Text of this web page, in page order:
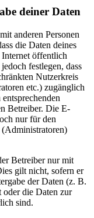
deiner Daten
anderen Personen
die Daten deines
öffentlich
festlegen, dass
Nutzerkreis
etc.) zugänglich
Betreiber. Die E-
nur für den
(Administratoren)
Betreiber nur mit
gilt nicht, sofern er
der Daten (z. B.
oder die Daten zur
sind.